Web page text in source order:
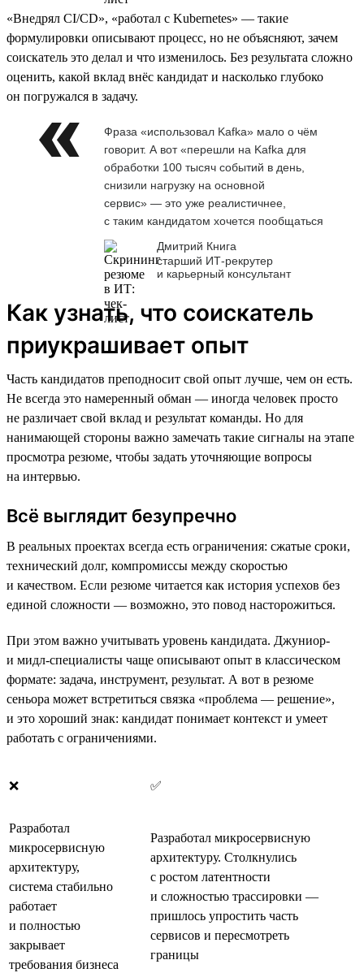
«Внедрял CI/CD», «работал с Kubernetes» — такие
формулировки описывают процесс, но не объясняют, зачем
соискатель это делал и что изменилось. Без результата сложно
оценить, какой вклад внёс кандидат и насколько глубоко
он погружался в задачу.
Фраза «использовал Kafka» мало о чём
говорит. А вот «перешли на Kafka для
обработки 100 тысяч событий в день,
снизили нагрузку на основной
сервис» — это уже реалистичнее,
с таким кандидатом хочется пообщаться
Дмитрий Книга
старший ИТ-рекрутер
и карьерный консультант
Как узнать, что соискатель
приукрашивает опыт
Часть кандидатов преподносит свой опыт лучше, чем он есть.
Не всегда это намеренный обман — иногда человек просто
не различает свой вклад и результат команды. Но для
нанимающей стороны важно замечать такие сигналы на этапе
просмотра резюме, чтобы задать уточняющие вопросы
на интервью.
Всё выглядит безупречно
В реальных проектах всегда есть ограничения: сжатые сроки,
технический долг, компромиссы между скоростью
и качеством. Если резюме читается как история успехов без
единой сложности — возможно, это повод насторожиться.
При этом важно учитывать уровень кандидата. Джуниор-
и мидл-специалисты чаще описывают опыт в классическом
формате: задача, инструмент, результат. А вот в резюме
сеньора может встретиться связка «проблема — решение»,
и это хороший знак: кандидат понимает контекст и умеет
работать с ограничениями.
❌ ✅
Разработал
микросервисную
архитектуру,
система стабильно
работает
и полностью
закрывает
требования бизнеса
Разработал микросервисную
архитектуру. Столкнулись
с ростом латентности
и сложностью трассировки —
пришлось упростить часть
сервисов и пересмотреть
границы